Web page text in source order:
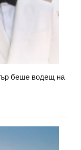
беше водещ на